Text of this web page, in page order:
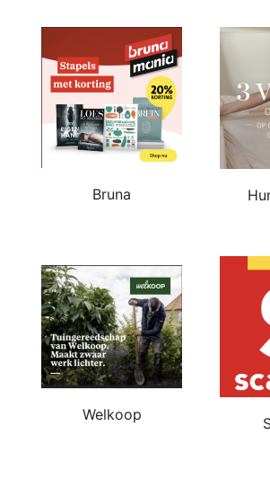
Bruna
Welkoop